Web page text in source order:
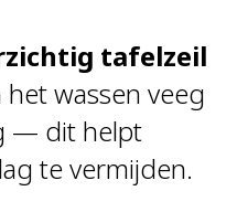
tafelzeil
het wassen veeg
— dit helpt
te vermijden.